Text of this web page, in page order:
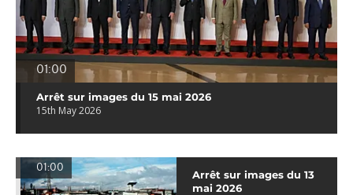
01:00
Arrêt sur images du 15 mai 2026
15th May 2026
01:00
Arrêt sur images du 13
mai 2026